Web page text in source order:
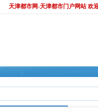
天津都市网-天津都市门户网站 欢